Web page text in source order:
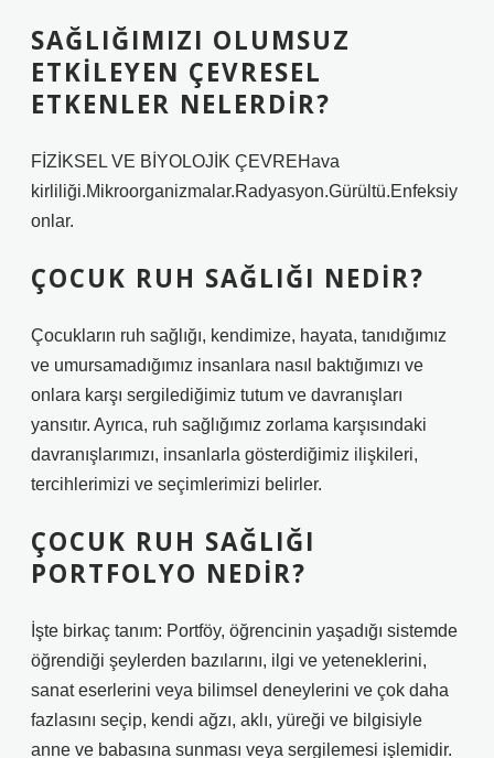
SAĞLIĞIMIZI OLUMSUZ
ETKILEYEN ÇEVRESEL
ETKENLER NELERDIR?
FİZİKSEL VE ​​BİYOLOJİK ÇEVREHava
kirliliği.Mikroorganizmalar.Radyasyon.Gürültü.Enfeksiy
onlar.
ÇOCUK RUH SAĞLIĞI NEDIR?
Çocukların ruh sağlığı, kendimize, hayata, tanıdığımız
ve umursamadığımız insanlara nasıl baktığımızı ve
onlara karşı sergilediğimiz tutum ve davranışları
yansıtır. Ayrıca, ruh sağlığımız zorlama karşısındaki
davranışlarımızı, insanlarla gösterdiğimiz ilişkileri,
tercihlerimizi ve seçimlerimizi belirler.
ÇOCUK RUH SAĞLIĞI
PORTFOLYO NEDIR?
İşte birkaç tanım: Portföy, öğrencinin yaşadığı sistemde
öğrendiği şeylerden bazılarını, ilgi ve yeteneklerini,
sanat eserlerini veya bilimsel deneylerini ve çok daha
fazlasını seçip, kendi ağzı, aklı, yüreği ve bilgisiyle
anne ve babasına sunması veya sergilemesi işlemidir.